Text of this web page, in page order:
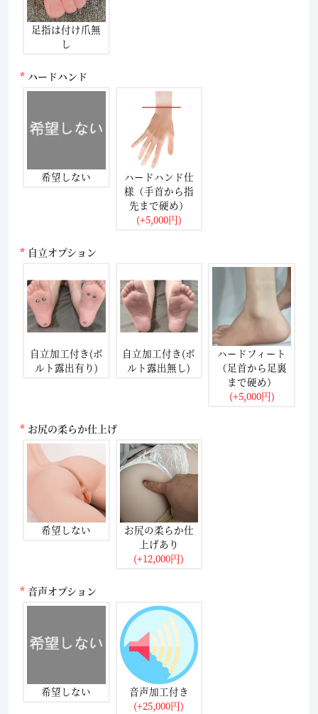
足指は付け爪無
し
ハードハンド
希望しない
ハードハンド仕
様（手首から指
先まで硬め）
(+5,000円)
自立オプション
自立加工付き(ボ
ルト露出有り)
自立加工付き(ボ
ルト露出無し)
ハードフィート
（足首から足裏
まで硬め）
(+5,000円)
お尻の柔らか仕上げ
希望しない
お尻の柔らか仕
上げあり
(+12,000円)
音声オプション
希望しない
音声加工付き
(+25,000円)